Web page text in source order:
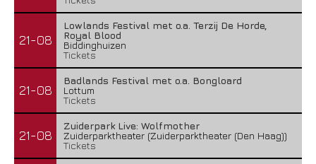
21-08
Lowlands Festival met o.a. Terzij De Horde,
Royal Blood
Biddinghuizen
Tickets
21-08
Badlands Festival met o.a. Bongloard
Lottum
Tickets
21-08
Zuiderpark Live: Wolfmother
Zuiderparktheater (Zuiderparktheater (Den Haag))
Tickets